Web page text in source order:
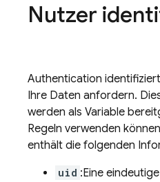
Nutzer
Authentication
Ihre Daten anfordern.
werden als Variable
Regeln verwenden
enthält die folgenden
uid :Eine